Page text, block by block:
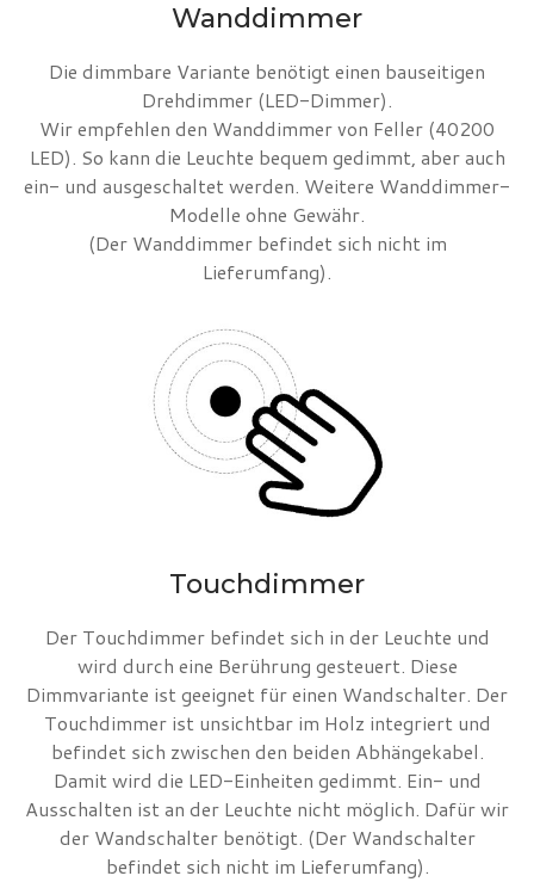
Wanddimmer
Die dimmbare Variante benötigt einen bauseitigen
Drehdimmer (LED-Dimmer).
Wir empfehlen den Wanddimmer von Feller (40200
LED). So kann die Leuchte bequem gedimmt, aber auch
ein- und ausgeschaltet werden. Weitere Wanddimmer-
Modelle ohne Gewähr.
(Der Wanddimmer befindet sich nicht im
Lieferumfang).
Touchdimmer
Der Touchdimmer befindet sich in der Leuchte und
wird durch eine Berührung gesteuert. Diese
Dimmvariante ist geeignet für einen Wandschalter. Der
Touchdimmer ist unsichtbar im Holz integriert und
befindet sich zwischen den beiden Abhängekabel.
Damit wird die LED-Einheiten gedimmt. Ein- und
Ausschalten ist an der Leuchte nicht möglich. Dafür wir
der Wandschalter benötigt. (Der Wandschalter
befindet sich nicht im Lieferumfang).